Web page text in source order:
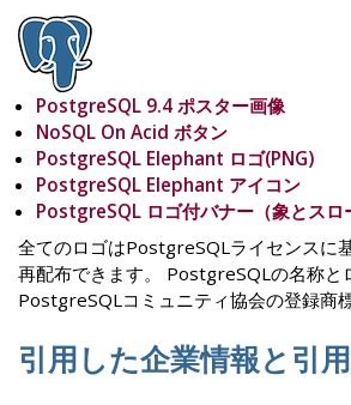
PostgreSQL 9.4 ポスター画像
NoSQL On Acid ボタン
PostgreSQL Elephant ロゴ(PNG)
PostgreSQL Elephant アイコン
PostgreSQL ロゴ付バナー（象とスロ
全てのロゴはPostgreSQLライセンスに
再配布できます。 PostgreSQLの名称と
PostgreSQLコミュニティ協会の登録商標
引用した企業情報と引